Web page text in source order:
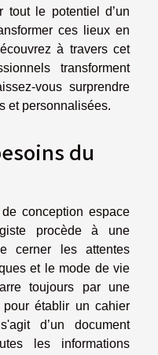
tout le potentiel d’un
ces lieux en
à travers cet
transforment
vous surprendre
et personnalisées.
du
conception espace
procède à une
cerner les attentes
et le mode de vie
toujours par une
établir un cahier
d’un document
les informations